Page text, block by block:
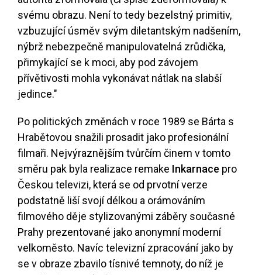
svému obrazu. Není to tedy bezelstný primitiv,
vzbuzující úsměv svým diletantským nadšením,
nýbrž nebezpečně manipulovatelná zrůdička,
přimykající se k moci, aby pod závojem
přívětivosti mohla vykonávat nátlak na slabší
jedince."
Po politických změnách v roce 1989 se Bárta s
Hrabětovou snažili prosadit jako profesionální
filmaři. Nejvýraznějším tvůrčím činem v tomto
směru pak byla realizace remake Inkarnace pro
Českou televizi, která se od prvotní verze
podstatně liší svojí délkou a orámováním
filmového děje stylizovanými záběry současné
Prahy prezentované jako anonymní moderní
velkoměsto. Navíc televizní zpracování jako by
se v obraze zbavilo tísnivé temnoty, do níž je